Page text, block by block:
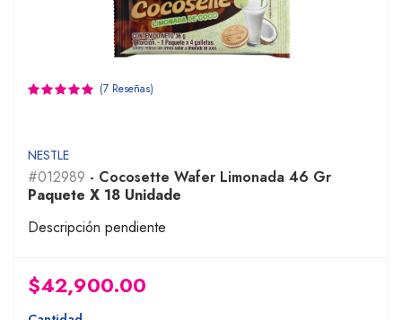
(7 Reseñas)
NESTLE
#012989 - Cocosette Wafer Limonada 46 Gr
Paquete X 18 Unidade
Descripción pendiente
$42,900.00